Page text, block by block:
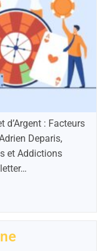
d’Argent : Facteurs
Deparis,
et Addictions